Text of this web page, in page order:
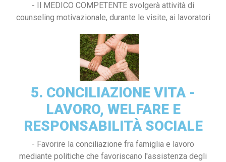
- Il MEDICO COMPETENTE svolgerà attività di
counseling motivazionale, durante le visite, ai lavoratori
5. CONCILIAZIONE VITA -
LAVORO, WELFARE E
RESPONSABILITÀ SOCIALE
- Favorire la conciliazione fra famiglia e lavoro
mediante politiche che favoriscano l'assistenza degli